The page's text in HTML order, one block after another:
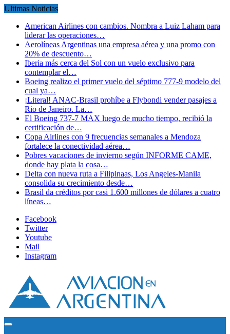
Ultimas Noticias
American Airlines con cambios. Nombra a Luiz Laham para
liderar las operaciones…
Aerolíneas Argentinas una empresa aérea y una promo con
20% de descuento…
Iberia más cerca del Sol con un vuelo exclusivo para
contemplar el…
Boeing realizo el primer vuelo del séptimo 777-9 modelo del
cual ya…
¡Literal! ANAC-Brasil prohíbe a Flybondi vender pasajes a
Rio de Janeiro. La…
El Boeing 737-7 MAX luego de mucho tiempo, recibió la
certificación de…
Copa Airlines con 9 frecuencias semanales a Mendoza
fortalece la conectividad aérea…
Pobres vacaciones de invierno según INFORME CAME,
donde hay plata la cosa…
Delta con nueva ruta a Filipinaas, Los Angeles-Manila
consolida su crecimiento desde…
Brasil da créditos por casi 1.600 millones de dólares a cuatro
líneas…
Facebook
Twitter
Youtube
Mail
Instagram